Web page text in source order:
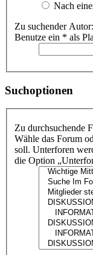
Nach
Zu suchender Autor:
Benutze ein * als
Suchoptionen
Zu durchsuchende
Wähle das Forum
soll. Unterforen
die Option